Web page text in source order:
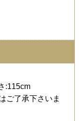
:115cm
ご了承下さいま